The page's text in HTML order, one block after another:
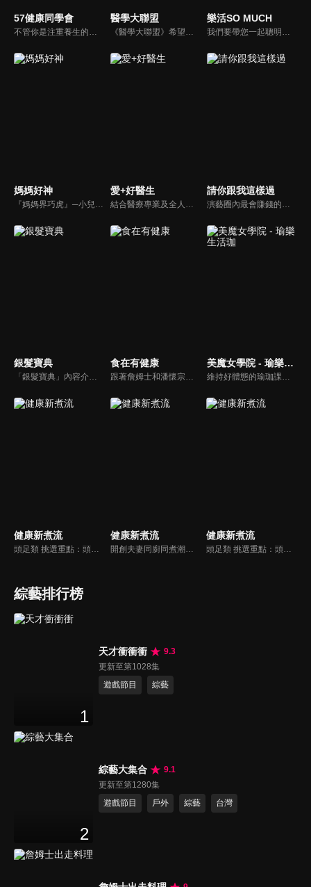
57健康同學會 醫學大聯盟 樂活SO MUCH
媽媽好神
『媽媽界巧虎』─小兒科醫師黃瑽寧，『國民媽媽』─鍾欣凌，兩人領軍擁有十八般武藝的好神媽媽團，為全台媽媽們發聲，所有育兒新知，家庭秘辛，全家大小健康，都會在《媽媽好神》一一解惑！
愛+好醫生
結合醫療專業及全人關懷的新型態節目，主持人黃瑽寧醫師親訪家庭，跨領域醫療顧問團全方位檢視，提供最完整、實用和正確的資訊來守護孩子的健康。
請你跟我這樣過
演藝圈內最會賺錢的侯昌明，以親身經歷教你理財；採訪經歷豐沛的黃文華，把所見所聞通通報你哉。不論是理財知識、兩性問題、生活資訊，完全貼近市井小民的所需所求，保證讓你生活過更好！
銀髮寶典
「銀髮寶典」內容介紹銀髮族相關的醫療知識，讓爺爺奶奶們能了解銀髮族常見的疾病、或是身體常遇到的問題，並邀請專業的醫師上節目解答，詳細深入且淺顯易懂的方式講述給各位爺爺奶奶們。為銀髮族的身體健康預防把關，讓爺爺奶奶能有一個樂活的退休生活。
食在有健康
跟著詹姆士和潘懷宗博士就能輕鬆學料理！只是品嚐美食之餘，身體健康也要懂得把關，每集都會傳授生活健康資訊，破除一般飲食迷思，讓大家吃得美味、活得健康！
美魔女學院 - 瑜樂生活珈
維持好體態的瑜珈課程，有著豐富的瑜珈姿勢，伸展筋骨舒緩全身疲勞，緊緻肌肉線條，不只能雕塑美美的身材也能夠讓身心靈都暢快健康，跟上我們的腳步一起踏上瑜樂生活珈，輕鬆好上手，快樂享瘦！
健康新煮流
頭足類 挑選重點：頭足類利用清洗時去除內臟可以降低膽固醇的攝取。挑選雙眼清澈明亮，眼球稍微凸出，肉質結實有彈性為佳。身體具透明感，觸腕或是吸盤一碰到活體就會吸附住便是新鮮的。
健康新煮流
開創夫妻同廚同煮潮流的KC夫婦，繼《健康醫食代》後，走出攝影棚，帶大家全台走透透，發掘上帝賞賜的美味食材，內容融合新加坡南洋風和客家純樸味，加上台灣獨特的閩南風情，互相激盪交織出的火花，打造出獨一無二的美食節目。
健康新煮流
頭足類 挑選重點：頭足類利用清洗時去除內臟可以降低膽固醇的攝取。挑選雙眼清澈明亮，眼球稍微凸出，肉質結實有彈性為佳。身體具透明感，觸腕或是吸盤一碰到活體就會吸附住便是新鮮的。
綜藝排行榜
1
天才衝衝衝
9.3
更新至第1028集
遊戲節目
綜藝
2
綜藝大集合
9.1
更新至第1280集
遊戲節目
戶外 綜藝 台灣